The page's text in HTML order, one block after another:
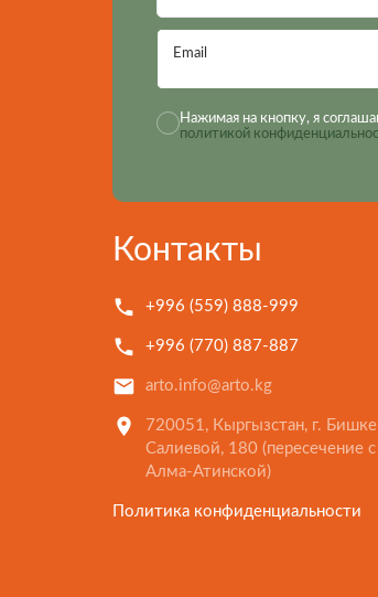
Email
Нажимая на кнопку, я
политикой
Контакты
+996 (559) 888-999
+996 (770) 887-887
arto.info@arto.kg
720051, Кыргызстан, г.
Салиевой, 180 (пересечение с
Алма-Атинской)
Политика конфиденциальности